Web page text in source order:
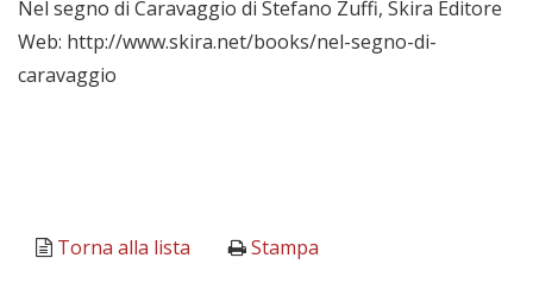
Nel segno di Caravaggio di Stefano Zuffi, Skira Editore
Web: http://www.skira.net/books/nel-segno-di-
caravaggio
Torna alla lista Stampa